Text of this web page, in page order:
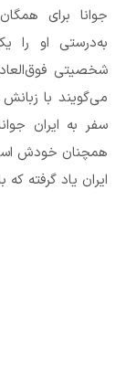
جوانا برای
به‌درستی او را
شخصیتی
می‌گویند با
سفر به ایران
همچنان خودش
ایران یاد گرفته